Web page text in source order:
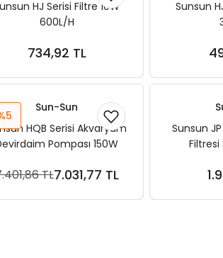
HJ Serisi Filtre 10W
600L/H
734,92 TL
Sepete Ekle
Sunsun
Sun-Sun
HQB Serisi Akvaryum
Pompası 150W
TL7.031,77 TL
Sepete Ekle
Sunsun
Filtresi